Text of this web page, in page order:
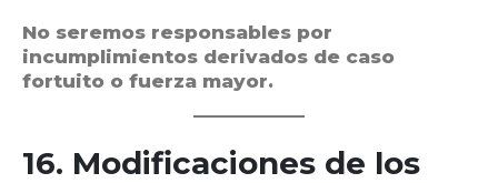
No seremos responsables por
incumplimientos derivados de caso
fortuito o fuerza mayor.
16. Modificaciones de los